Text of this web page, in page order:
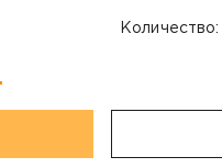
Количество: